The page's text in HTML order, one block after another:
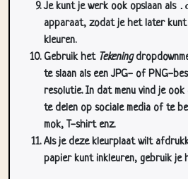
Je kunt je werk ook opslaan als
apparaat, zodat je het later kunt
kleuren.
Gebruik het Tekening
te slaan als een JPG- of PNG-
resolutie. In dat menu vind je
te delen op sociale media of te
mok, T-shirt enz.
Als je deze kleurplaat wilt
papier kunt inkleuren, gebruik je